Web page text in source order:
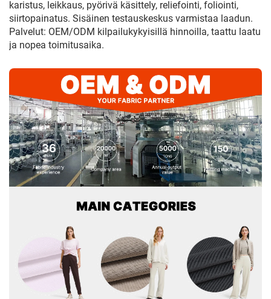
karistus, leikkaus, pyörivä käsittely, reliefointi, foliointi,
siirtopainatus. Sisäinen testauskeskus varmistaa laadun.
Palvelut: OEM/ODM kilpailukykyisillä hinnoilla, taattu laatu
ja nopea toimitusaika.